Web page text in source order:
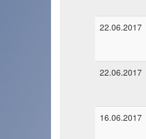
22.06.2017
22.06.2017
16.06.2017